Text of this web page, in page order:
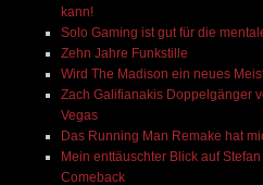
kann!
Solo Gaming ist gut für die
Zehn Jahre Funkstille
Wird The Madison ein neues
Zach Galifianakis Doppelgänger
Vegas
Das Running Man Remake hat
Mein enttäuschter Blick auf
Comeback